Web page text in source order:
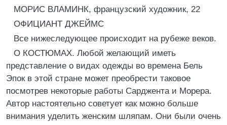
МОРИС ВЛАМИНК, французский художник, 22
ОФИЦИАНТ ДЖЕЙМС
Все нижеследующее происходит на рубеже веков.
О КОСТЮМАХ. Любой желающий иметь
представление о видах одежды во времена Бель
Эпок в этой стране может преобрести таковое
посмотрев некоторые работы Сарджента и Морера.
Автор настоятельно советует как можно больше
внимания уделить женским шляпам. Они были очень